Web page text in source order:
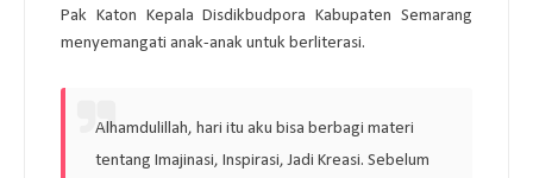
Pak Katon Kepala Disdikbudpora Kabupaten Semarang
menyemangati anak-anak untuk berliterasi.
Alhamdulillah, hari itu aku bisa berbagi materi
tentang Imajinasi, Inspirasi, Jadi Kreasi. Sebelum